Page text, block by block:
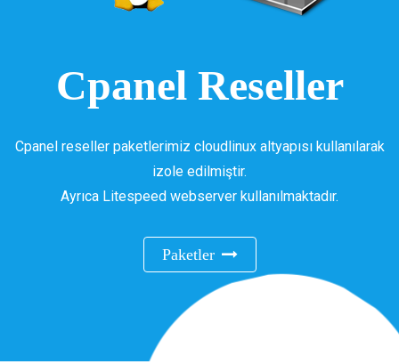
Cpanel Reseller
Cpanel reseller paketlerimiz cloudlinux altyapısı kullanılarak
izole edilmiştir.
Ayrıca Litespeed webserver kullanılmaktadır.
Paketler